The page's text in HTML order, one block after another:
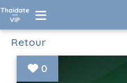
Retour
0